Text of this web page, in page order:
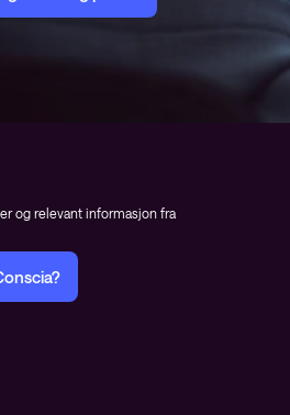
og relevant informasjon fra